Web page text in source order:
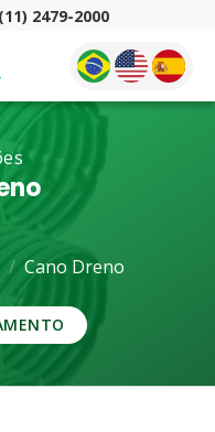
(11) 2479-2000
Cano Dreno